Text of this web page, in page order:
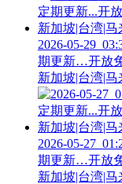
2026-05-
期更新…开放
新加坡|台湾|
2026-05-
期更新…开放
新加坡|台湾|